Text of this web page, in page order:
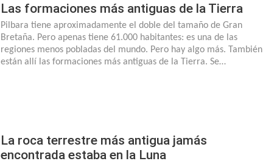
Las formaciones más antiguas de la Tierra
Pilbara tiene aproximadamente el doble del tamaño de Gran
Bretaña. Pero apenas tiene 61.000 habitantes: es una de las
regiones menos pobladas del mundo. Pero hay algo más. También
están allí las formaciones más antiguas de la Tierra. Se…
La roca terrestre más antigua jamás
encontrada estaba en la Luna